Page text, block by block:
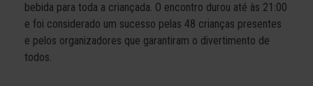
bebida para toda a criançada. O encontro durou até às 21:00
e foi considerado um sucesso pelas 48 crianças presentes
e pelos organizadores que garantiram o divertimento de
todos.